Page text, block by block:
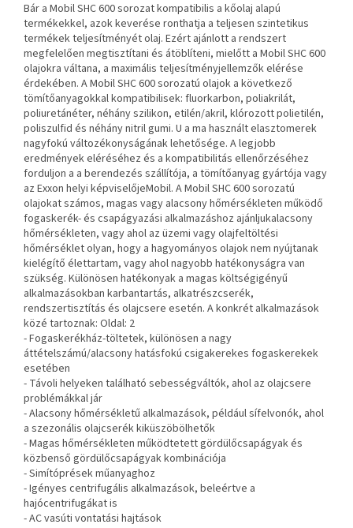
Bár a Mobil SHC 600 sorozat kompatibilis a kőolaj alapú
termékekkel, azok keverése ronthatja a teljesen szintetikus
termékek teljesítményétolaj. Ezért ajánlott a rendszert
megfelelően megtisztítani és átöblíteni, mielőtt a Mobil SHC 600
olajokra váltana, a maximális teljesítményjellemzők elérése
érdekében. A Mobil SHC 600 sorozatú olajok a következő
tömítőanyagokkal kompatibilisek: fluorkarbon, poliakrilát,
poliuretánéter, néhány szilikon, etilén/akril, klórozott polietilén,
poliszulfid és néhány nitril gumi. U a ma használt elasztomerek
nagyfokú változékonyságának lehetősége. A legjobb
eredmények eléréséhez és a kompatibilitás ellenőrzéséhez
forduljon a a berendezés szállítója, a tömítőanyag gyártója vagy
az Exxon helyi képviselőjeMobil. A Mobil SHC 600 sorozatú
olajokat számos, magas vagy alacsony hőmérsékleten működő
fogaskerék- és csapágyazási alkalmazáshoz ajánljukalacsony
hőmérsékleten, vagy ahol az üzemi vagy olajfeltöltési
hőmérséklet olyan, hogy a hagyományos olajok nem nyújtanak
kielégítő élettartam, vagy ahol nagyobb hatékonyságra van
szükség. Különösen hatékonyak a magas költségigényű
alkalmazásokban karbantartás, alkatrészcserék,
rendszertisztítás és olajcsere esetén. A konkrét alkalmazások
közé tartoznak: Oldal: 2
- Fogaskerékház-töltetek, különösen a nagy
áttételszámú/alacsony hatásfokú csigakerekes fogaskerekek
esetében
- Távoli helyeken található sebességváltók, ahol az olajcsere
problémákkal jár
- Alacsony hőmérsékletű alkalmazások, például sífelvonók, ahol
a szezonális olajcserék kiküszöbölhetők
- Magas hőmérsékleten működtetett gördülőcsapágyak és
közbenső gördülőcsapágyak kombinációja
- Simítóprések műanyaghoz
- Igényes centrifugális alkalmazások, beleértve a
hajócentrifugákat is
- AC vasúti vontatási hajtások